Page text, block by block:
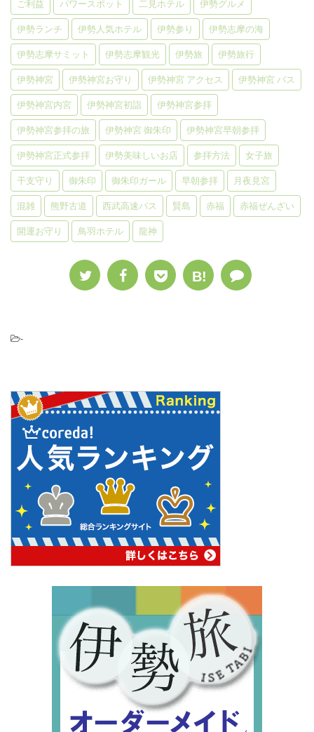
ご利益 パワースポット 二見ホテル 伊勢グルメ
伊勢ランチ 伊勢人気ホテル 伊勢参り 伊勢志摩の海
伊勢志摩サミット 伊勢志摩観光 伊勢旅 伊勢旅行
伊勢神宮 伊勢神宮お守り 伊勢神宮 アクセス 伊勢神宮 バス
伊勢神宮内宮 伊勢神宮初詣 伊勢神宮参拝
伊勢神宮参拝の旅 伊勢神宮 御朱印 伊勢神宮早朝参拝
伊勢神宮正式参拝 伊勢美味しいお店 参拝方法 女子旅
干支守り 御朱印 御朱印ガール 早朝参拝 月夜見宮
混雑 熊野古道 西武高速バス 賢島 赤福 赤福ぜんざい
開運お守り 鳥羽ホテル 龍神
B!
-